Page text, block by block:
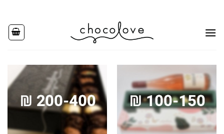
content